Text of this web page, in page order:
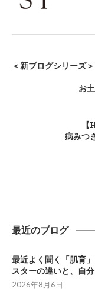
＜新ブログシリーズ
お
病みつ
最近のブログ
最近よく聞く「肌育
スターの違いと、自
2026年8月6日